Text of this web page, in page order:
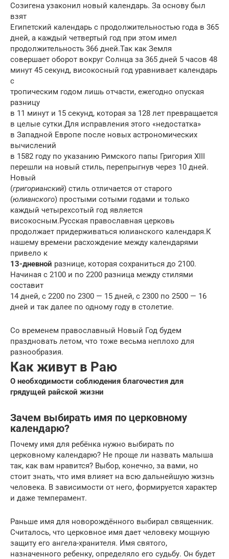
Созигена узаконил новый календарь. За основу был
взят
Египетский календарь с продолжительностью года в 365
дней, а каждый четвертый год при этом имел
продолжительность 366 дней.Так как Земля
совершает оборот вокруг Солнца за 365 дней 5 часов 48
минут 45 секунд, високосный год уравнивает календарь
с
тропическим годом лишь отчасти, ежегодно опуская
разницу
в 11 минут и 15 секунд, которая за 128 лет превращается
в целые сутки.Для исправления этого «недостатка»
в Западной Европе после новых астрономических
вычислений
в 1582 году по указанию Римского папы Григория XIII
перешли на новый стиль, перепрыгнув через 10 дней.
Новый
(григорианский) стиль отличается от старого
(юлианского) простыми сотыми годами и только
каждый четырехсотый год является
високосным.Русская православная церковь
продолжает придерживаться юлианского календаря.К
нашему времени расхождение между календарями
привело к
13-дневной разнице, которая сохраниться до 2100.
Начиная с 2100 и по 2200 разница между стилями
составит
14 дней, с 2200 по 2300 — 15 дней, с 2300 по 2500 — 16
дней и так далее по одному году в столетие.
Со временем православный Новый Год будем
праздновать летом, что тоже весьма неплохо для
разнообразия.
Как живут в Раю
О необходимости соблюдения благочестия для
грядущей райской жизни
Зачем выбирать имя по церковному
календарю?
Почему имя для ребёнка нужно выбирать по
церковному календарю? Не проще ли назвать малыша
так, как вам нравится? Выбор, конечно, за вами, но
стоит знать, что имя влияет на всю дальнейшую жизнь
человека. В зависимости от него, формируется характер
и даже темперамент.
Раньше имя для новорождённого выбирал священник.
Считалось, что церковное имя дает человеку мощную
защиту его ангела-хранителя. Имя святого,
назначенного ребенку, определяло его судьбу. Он будет